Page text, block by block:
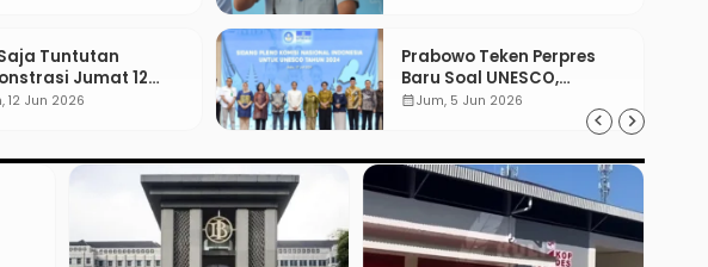
Tuntutan
Jumat 12
12 Jun 2026
Prabowo Teken Perpres
Baru Soal UNESCO,
Tentang Apa?
calendar_monthJum, 5 Jun 2026